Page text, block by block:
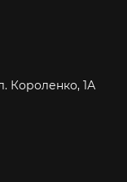
Короленко, 1А